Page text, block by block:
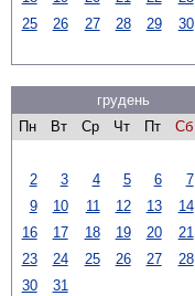
25
26 27 28 29 30
грудень
Пн
Вт Ср Чт Пт Сб
2
3 4 5 6 7
9
10 11 12 13 14
16
17 18 19 20 21
23
24 25 26 27 28
30
31